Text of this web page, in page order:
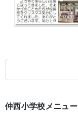
仲西小学校メニュー